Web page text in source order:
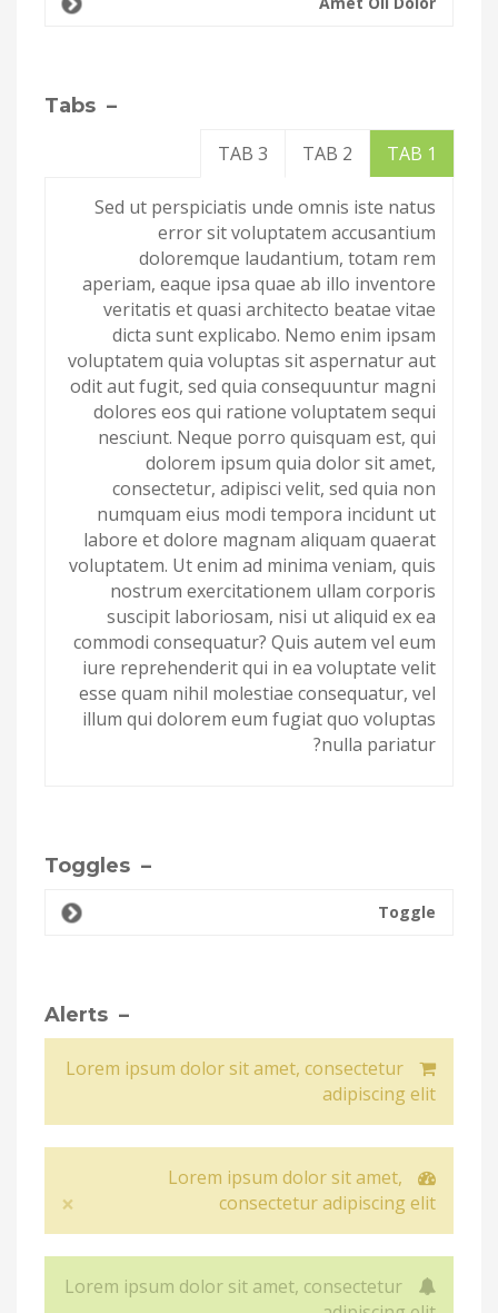
– Tabs
TAB 1
TAB 2
TAB 3
Sed ut perspiciatis unde omnis iste natus
error sit voluptatem accusantium
doloremque laudantium, totam rem
aperiam, eaque ipsa quae ab illo inventore
veritatis et quasi architecto beatae vitae
dicta sunt explicabo. Nemo enim ipsam
voluptatem quia voluptas sit aspernatur aut
odit aut fugit, sed quia consequuntur magni
dolores eos qui ratione voluptatem sequi
nesciunt. Neque porro quisquam est, qui
dolorem ipsum quia dolor sit amet,
consectetur, adipisci velit, sed quia non
numquam eius modi tempora incidunt ut
labore et dolore magnam aliquam quaerat
voluptatem. Ut enim ad minima veniam, quis
nostrum exercitationem ullam corporis
suscipit laboriosam, nisi ut aliquid ex ea
commodi consequatur? Quis autem vel eum
iure reprehenderit qui in ea voluptate velit
esse quam nihil molestiae consequatur, vel
illum qui dolorem eum fugiat quo voluptas
nulla pariatur?
– Toggles
Toggle
– Alerts
Lorem ipsum dolor sit amet, consectetur
adipiscing elit
Lorem ipsum dolor sit amet,
consectetur adipiscing elit
×
Close
Lorem ipsum dolor sit amet, consectetur